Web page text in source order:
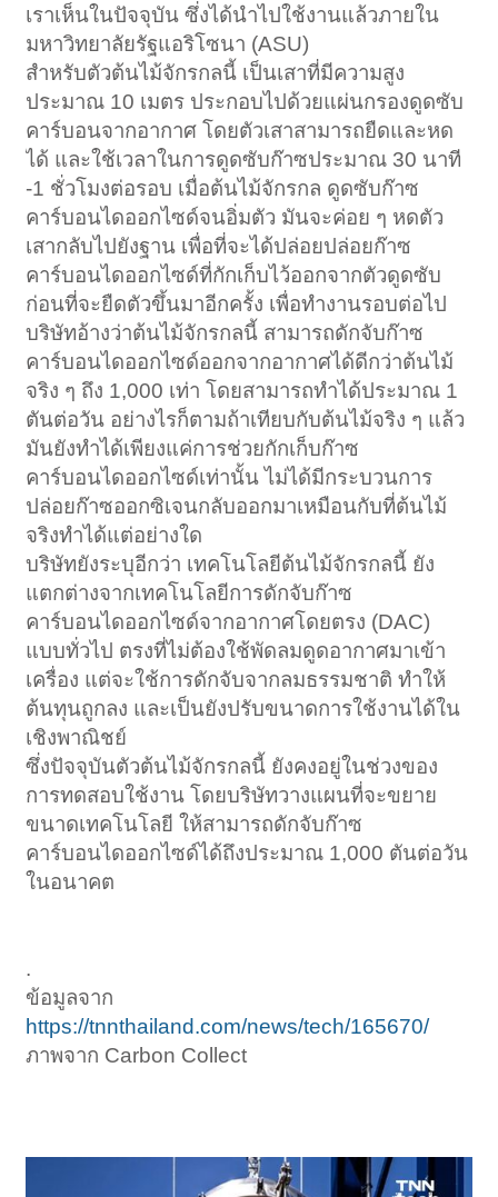
เราเห็นในปัจจุบัน ซึ่งได้นำไปใช้งานแล้วภายใน
มหาวิทยาลัยรัฐแอริโซนา (ASU)
สำหรับตัวต้นไม้จักรกลนี้ เป็นเสาที่มีความสูง
ประมาณ 10 เมตร ประกอบไปด้วยแผ่นกรองดูดซับ
คาร์บอนจากอากาศ โดยตัวเสาสามารถยืดและหด
ได้ และใช้เวลาในการดูดซับก๊าซประมาณ 30 นาที
-1 ชั่วโมงต่อรอบ เมื่อต้นไม้จักรกล ดูดซับก๊าซ
คาร์บอนไดออกไซด์จนอิ่มตัว มันจะค่อย ๆ หดตัว
เสากลับไปยังฐาน เพื่อที่จะได้ปล่อยปล่อยก๊าซ
คาร์บอนไดออกไซด์ที่กักเก็บไว้ออกจากตัวดูดซับ
ก่อนที่จะยืดตัวขึ้นมาอีกครั้ง เพื่อทำงานรอบต่อไป
บริษัทอ้างว่าต้นไม้จักรกลนี้ สามารถดักจับก๊าซ
คาร์บอนไดออกไซด์ออกจากอากาศได้ดีกว่าต้นไม้
จริง ๆ ถึง 1,000 เท่า โดยสามารถทำได้ประมาณ 1
ตันต่อวัน อย่างไรก็ตามถ้าเทียบกับต้นไม้จริง ๆ แล้ว
มันยังทำได้เพียงแค่การช่วยกักเก็บก๊าซ
คาร์บอนไดออกไซด์เท่านั้น ไม่ได้มีกระบวนการ
ปล่อยก๊าซออกซิเจนกลับออกมาเหมือนกับที่ต้นไม้
จริงทำได้แต่อย่างใด
บริษัทยังระบุอีกว่า เทคโนโลยีต้นไม้จักรกลนี้ ยัง
แตกต่างจากเทคโนโลยีการดักจับก๊าซ
คาร์บอนไดออกไซด์จากอากาศโดยตรง (DAC)
แบบทั่วไป ตรงที่ไม่ต้องใช้พัดลมดูดอากาศมาเข้า
เครื่อง แต่จะใช้การดักจับจากลมธรรมชาติ ทำให้
ต้นทุนถูกลง และเป็นยังปรับขนาดการใช้งานได้ใน
เชิงพาณิชย์
ซึ่งปัจจุบันตัวต้นไม้จักรกลนี้ ยังคงอยู่ในช่วงของ
การทดสอบใช้งาน โดยบริษัทวางแผนที่จะขยาย
ขนาดเทคโนโลยี ให้สามารถดักจับก๊าซ
คาร์บอนไดออกไซด์ได้ถึงประมาณ 1,000 ตันต่อวัน
ในอนาคต
.
ข้อมูลจาก
https://tnnthailand.com/news/tech/165670/
ภาพจาก Carbon Collect